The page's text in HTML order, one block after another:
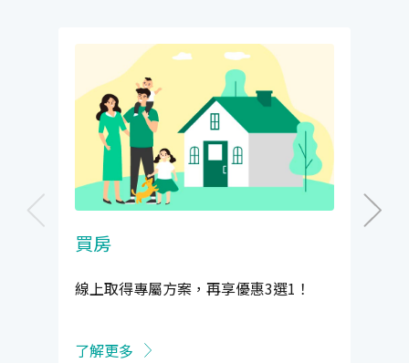
買房
線上取得專屬方案，再享優惠3選1！
了解更多